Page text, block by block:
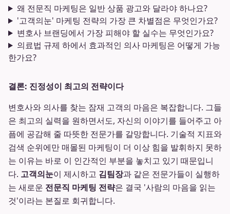
왜 전문직 마케팅은 일반 상품 광고와 달라야 하나요?
'고객의눈' 마케팅 전략의 가장 큰 차별점은 무엇인가요?
변호사 브랜딩에서 가장 피해야 할 실수는 무엇인가요?
의료법 규제 하에서 효과적인 의사 마케팅은 어떻게 가능
한가요?
결론: 진정성이 최고의 전략이다
변호사와 의사를 찾는 잠재 고객의 마음은 복잡합니다. 그들
은 최고의 실력을 원하면서도, 자신의 이야기를 들어주고 아
픔에 공감해 줄 따뜻한 전문가를 갈망합니다. 기술적 지표와
검색 순위에만 매몰된 마케팅이 더 이상 힘을 발휘하지 못하
는 이유는 바로 이 인간적인 부분을 놓치고 있기 때문입니
다. 고객의눈이 제시하고 김팀장과 같은 전문가들이 실행하
는 새로운 전문직 마케팅 전략은 결국 '사람의 마음을 읽는
것'이라는 본질로 회귀합니다.